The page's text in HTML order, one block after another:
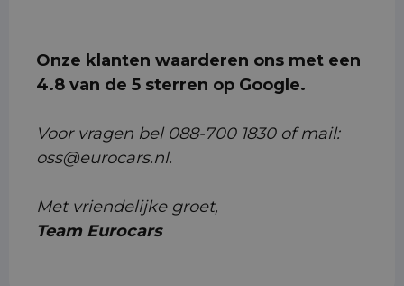
Onze klanten waarderen ons met een
4.8 van de 5 sterren op Google.
Voor vragen bel 088-700 1830 of mail:
oss@eurocars.nl.
Met vriendelijke groet,
Team Eurocars